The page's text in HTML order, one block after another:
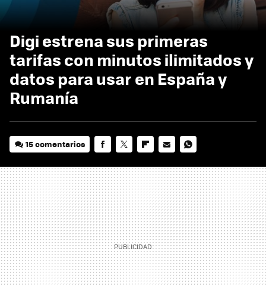
Digi estrena sus primeras
tarifas con minutos ilimitados y
datos para usar en España y
Rumanía
15 comentarios
MAIL